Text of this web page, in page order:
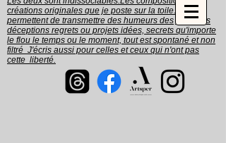
créations originales que je poste sur la toile. me
permettent de transmettre des humeurs des joies des
déceptions regrets ou projets idées, secrets qu'importe
le flou le temps ou le moment, tout est spontané et non
filtré J'écris aussi pour celles et ceux qui n'ont pas
cette liberté.